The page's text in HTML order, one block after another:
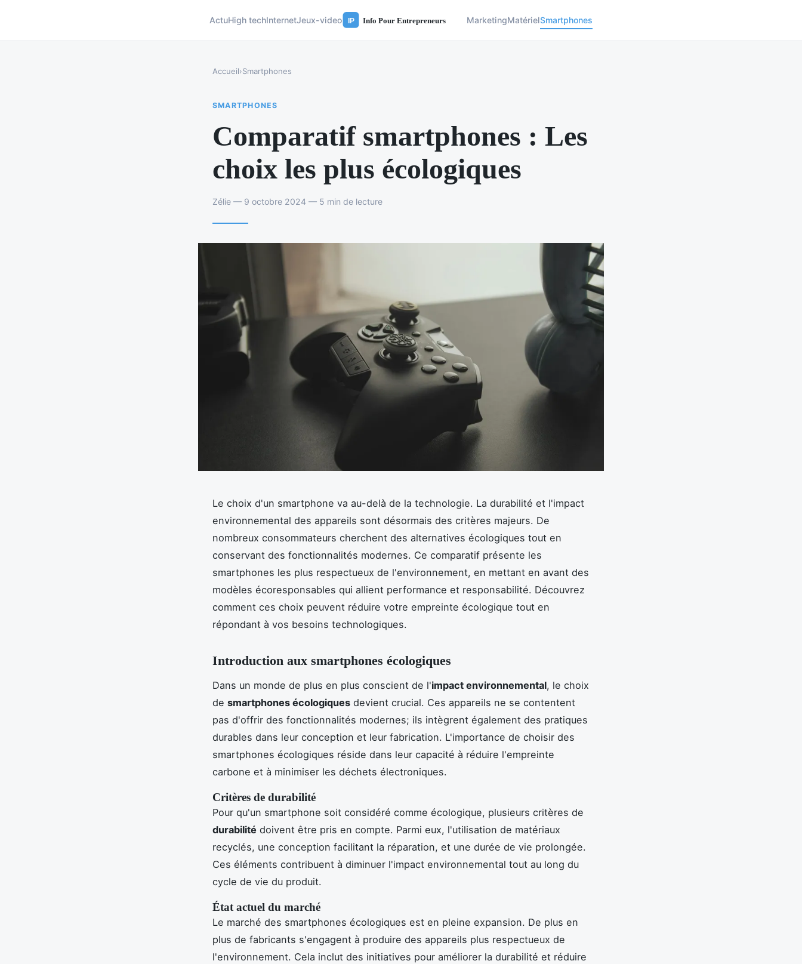
ActuHigh techInternetJeux-video MarketingMatérielSmartphones
Accueil›Smartphones
SMARTPHONES
Comparatif smartphones : Les
choix les plus écologiques
Zélie — 9 octobre 2024 — 5 min de lecture
Le choix d'un smartphone va au-delà de la technologie. La durabilité et l'impact
environnemental des appareils sont désormais des critères majeurs. De
nombreux consommateurs cherchent des alternatives écologiques tout en
conservant des fonctionnalités modernes. Ce comparatif présente les
smartphones les plus respectueux de l'environnement, en mettant en avant des
modèles écoresponsables qui allient performance et responsabilité. Découvrez
comment ces choix peuvent réduire votre empreinte écologique tout en
répondant à vos besoins technologiques.
Introduction aux smartphones écologiques
Dans un monde de plus en plus conscient de l'impact environnemental, le choix
de smartphones écologiques devient crucial. Ces appareils ne se contentent
pas d'offrir des fonctionnalités modernes; ils intègrent également des pratiques
durables dans leur conception et leur fabrication. L'importance de choisir des
smartphones écologiques réside dans leur capacité à réduire l'empreinte
carbone et à minimiser les déchets électroniques.
Critères de durabilité
Pour qu'un smartphone soit considéré comme écologique, plusieurs critères de
durabilité doivent être pris en compte. Parmi eux, l'utilisation de matériaux
recyclés, une conception facilitant la réparation, et une durée de vie prolongée.
Ces éléments contribuent à diminuer l'impact environnemental tout au long du
cycle de vie du produit.
État actuel du marché
Le marché des smartphones écologiques est en pleine expansion. De plus en
plus de fabricants s'engagent à produire des appareils plus respectueux de
l'environnement. Cela inclut des initiatives pour améliorer la durabilité et réduire